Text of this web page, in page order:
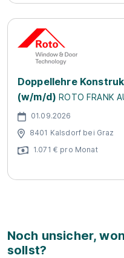
Doppellehre
(w/m/d) ROTO FRANK
01.09.2026
8401 Kalsdorf bei Graz
1.071 € pro Monat
Noch unsicher,
sollst?